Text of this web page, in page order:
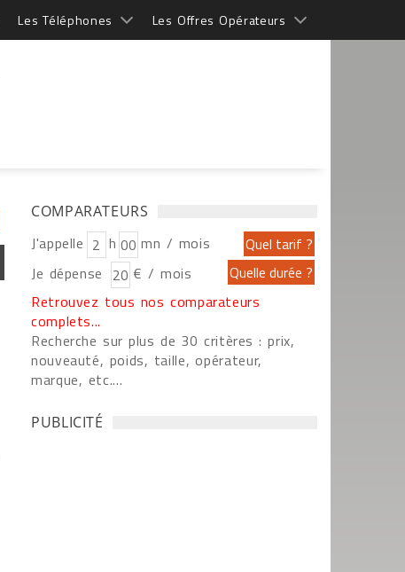
Les Téléphones Les Offres Opérateurs
COMPARATEURS
J'appelle h
mn / mois
Je dépense
€ / mois
Retrouvez tous nos comparateurs
complets...
Recherche sur plus de 30 critères : prix,
nouveauté, poids, taille, opérateur,
marque, etc....
PUBLICITÉ